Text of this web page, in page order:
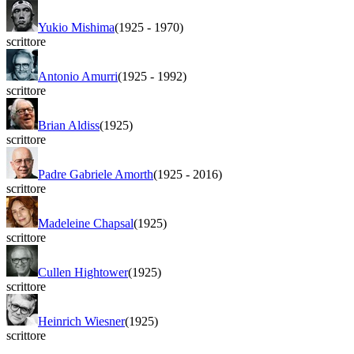
Yukio Mishima(1925 - 1970)
scrittore
Antonio Amurri(1925 - 1992)
scrittore
Brian Aldiss(1925)
scrittore
Padre Gabriele Amorth(1925 - 2016)
scrittore
Madeleine Chapsal(1925)
scrittore
Cullen Hightower(1925)
scrittore
Heinrich Wiesner(1925)
scrittore